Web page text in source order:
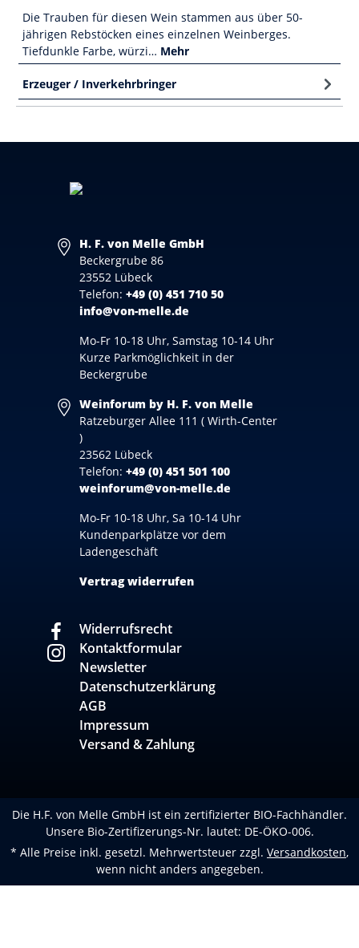
Die Trauben für diesen Wein stammen aus über 50-
jährigen Rebstöcken eines einzelnen Weinberges.
Tiefdunkle Farbe, würzi… Mehr
Erzeuger / Inverkehrbringer
H. F. von Melle GmbH
Beckergrube 86
23552 Lübeck
Telefon: +49 (0) 451 710 50
info@von-melle.de
Mo-Fr 10-18 Uhr, Samstag 10-14 Uhr
Kurze Parkmöglichkeit in der
Beckergrube
Weinforum by H. F. von Melle
Ratzeburger Allee 111 ( Wirth-Center
)
23562 Lübeck
Telefon: +49 (0) 451 501 100
weinforum@von-melle.de
Mo-Fr 10-18 Uhr, Sa 10-14 Uhr
Kundenparkplätze vor dem
Ladengeschäft
Vertrag widerrufen
Widerrufsrecht
Kontaktformular
Newsletter
Datenschutzerklärung
AGB
Impressum
Versand & Zahlung
Die H.F. von Melle GmbH ist ein zertifizierter BIO-Fachhändler.
Unsere Bio-Zertifizerungs-Nr. lautet: DE-ÖKO-006.
* Alle Preise inkl. gesetzl. Mehrwertsteuer zzgl. Versandkosten,
wenn nicht anders angegeben.